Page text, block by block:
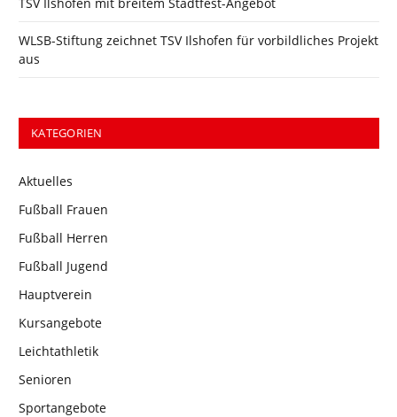
WLSB-Stiftung zeichnet TSV Ilshofen für vorbildliches Projekt
aus
KATEGORIEN
Aktuelles
Fußball Frauen
Fußball Herren
Fußball Jugend
Hauptverein
Kursangebote
Leichtathletik
Senioren
Sportangebote